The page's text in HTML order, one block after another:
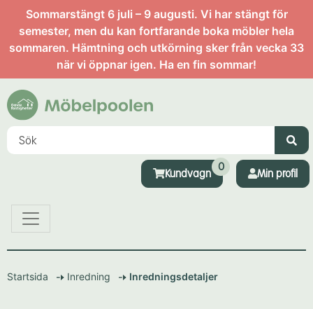
Sommarstängt 6 juli – 9 augusti. Vi har stängt för
semester, men du kan fortfarande boka möbler hela
sommaren. Hämtning och utkörning sker från vecka 33
när vi öppnar igen. Ha en fin sommar!
Kundvagn
0
Min profil
Startsida Inredning Inredningsdetaljer